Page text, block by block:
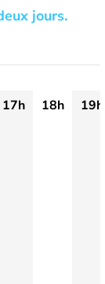
jours.
17h 18h
19h